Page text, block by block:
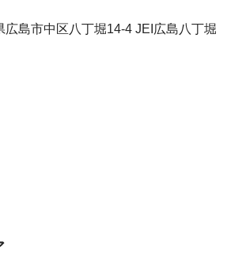
島市中区八丁堀14-4 JEI広島八丁堀